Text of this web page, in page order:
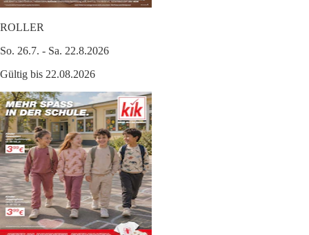
ROLLER
So. 26.7. - Sa. 22.8.2026
Gültig bis 22.08.2026